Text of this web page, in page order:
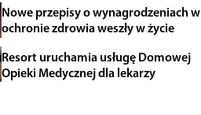
Nowe przepisy o wynagrodzeniach w
ochronie zdrowia weszły w życie
Resort uruchamia usługę Domowej
Opieki Medycznej dla lekarzy